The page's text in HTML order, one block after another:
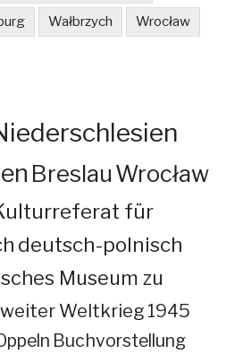
Wałbrzych Wrocław
Breslau Wrocław
für
deutsch-polnisch
Museum zu
Weltkrieg 1945
Buchvorstellung